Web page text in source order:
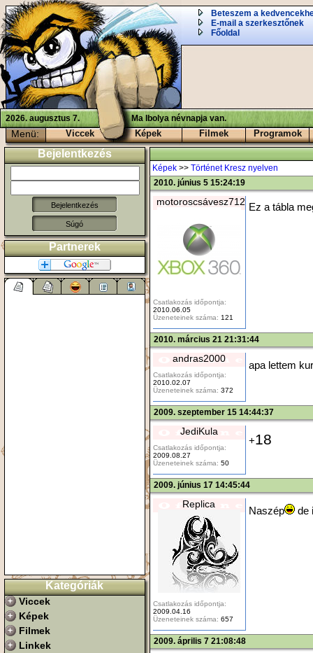
Beteszem a
E-mail a szerkesztőnek
Főoldal
2026. augusztus 7. Ma Ibolya névnapja van.
Menü: Viccek Képek Filmek Programok
Bejelentkezés
Súgó
Partnerek
Kategóriák
Viccek
Képek
Filmek
Linkek
Képek >> Történet Kresz nyelven
2010. június 5 15:24:19
motoroscsávesz712
Csatlakozás időpontja:
2010.06.05
Üzeneteinek száma: 121
Ez a tábla
2010. március 21 21:31:44
andras2000
Csatlakozás időpontja:
2010.02.07
Üzeneteinek száma: 372
apa lettem
2009. szeptember 15 14:44:37
JediKula
Csatlakozás időpontja:
2009.08.27
Üzeneteinek száma: 50
+18
2009. június 17 14:45:44
Replica
Csatlakozás időpontja:
2009.04.16
Üzeneteinek száma: 657
Naszép de
2009. április 7 21:08:48